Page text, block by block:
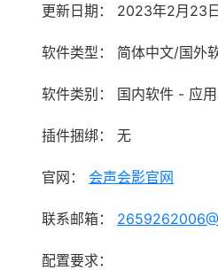
更新日期： 2023年2月23
软件类型： 简体中文/国外
软件类别： 国内软件 - 应
插件捆绑： 无
官网： 会声会影官网
联系邮箱：
配置要求：